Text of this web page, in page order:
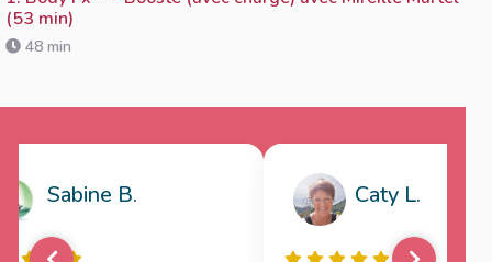
(53 min)
48 min
Sabine B. Caty L.